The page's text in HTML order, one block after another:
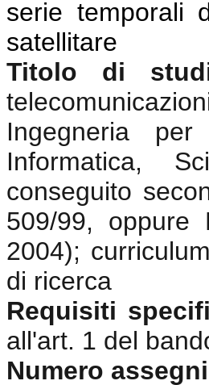
serie temporali
satellitare
Titolo di
Ingegneria
Informatica,
conseguito
509/99, oppure
2004);
di ricerca
Requisiti
all'art. 1 del
Numero